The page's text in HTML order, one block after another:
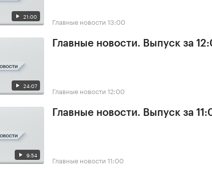
21:00 Главные новости 13:00
24:07
Главные новости. Выпуск за
Главные новости 12:00
9:54
Главные новости. Выпуск за
Главные новости 11:00